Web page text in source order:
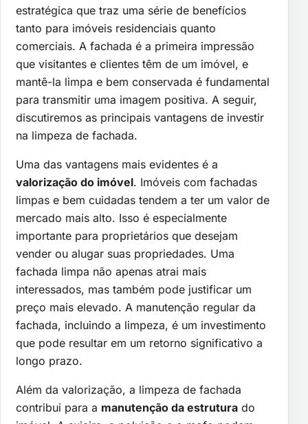
estratégica que traz uma série de benefícios
tanto para imóveis residenciais quanto
comerciais. A fachada é a primeira impressão
que visitantes e clientes têm de um imóvel, e
mantê-la limpa e bem conservada é fundamental
para transmitir uma imagem positiva. A seguir,
discutiremos as principais vantagens de investir
na limpeza de fachada.
Uma das vantagens mais evidentes é a
valorização do imóvel. Imóveis com fachadas
limpas e bem cuidadas tendem a ter um valor de
mercado mais alto. Isso é especialmente
importante para proprietários que desejam
vender ou alugar suas propriedades. Uma
fachada limpa não apenas atrai mais
interessados, mas também pode justificar um
preço mais elevado. A manutenção regular da
fachada, incluindo a limpeza, é um investimento
que pode resultar em um retorno significativo a
longo prazo.
Além da valorização, a limpeza de fachada
contribui para a manutenção da estrutura do